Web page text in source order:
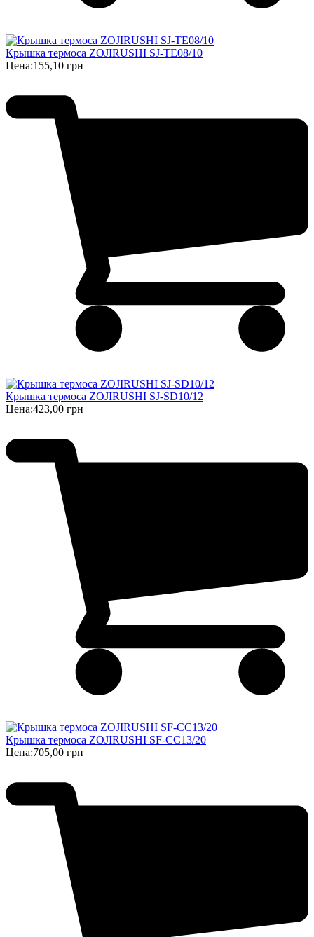
Крышка термоса ZOJIRUSHI SJ-TE08/10
Цена:155,10 грн
Крышка термоса ZOJIRUSHI SJ-SD10/12
Цена:423,00 грн
Крышка термоса ZOJIRUSHI SF-CC13/20
Цена:705,00 грн